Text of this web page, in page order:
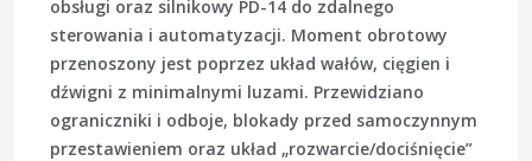
obsługi oraz silnikowy PD-14 do zdalnego
sterowania i automatyzacji. Moment obrotowy
przenoszony jest poprzez układ wałów, cięgien i
dźwigni z minimalnymi luzami. Przewidziano
ograniczniki i odboje, blokady przed samoczynnym
przestawieniem oraz układ „rozwarcie/dociśnięcie”